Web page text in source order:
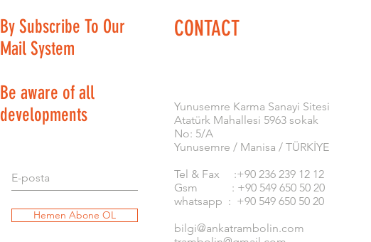
By Subscribe To Our
Mail System
Be aware of all
developments
Hemen Abone OL
CONTACT
​Yunusemre Karma Sanayi Sitesi
Atatürk Mahallesi 5963 sokak
No: 5/A
Yunusemre / Manisa / TÜRKİYE
Tel & Fax :+90 236 239 12 12
Gsm : +90 549 650 50 20
whatsapp : +90 549 650 50 20
bilgi@ankatrambolin.com